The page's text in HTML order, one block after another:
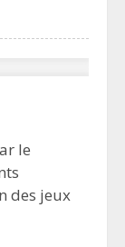
le
des jeux